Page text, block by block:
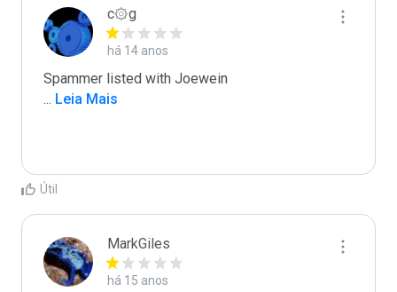
c۞g
há 14 anos
... Leia Mais
Útil
MarkGiles
há 15 anos